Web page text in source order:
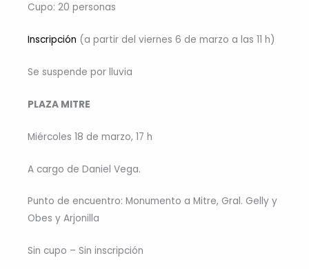
Cupo: 20 personas
Inscripción (a partir del viernes 6 de marzo a las 11 h)
Se suspende por lluvia
PLAZA MITRE
Miércoles 18 de marzo, 17 h
A cargo de Daniel Vega.
Punto de encuentro: Monumento a Mitre, Gral. Gelly y
Obes y Arjonilla
Sin cupo – Sin inscripción